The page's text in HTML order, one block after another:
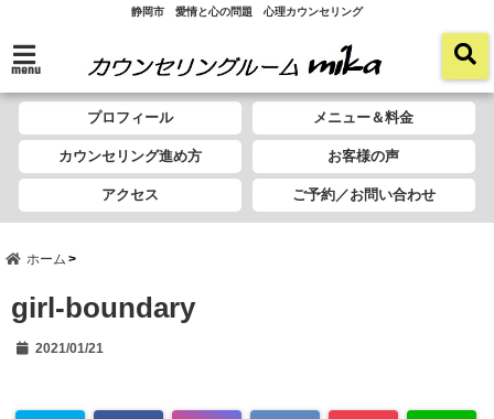
静岡市 愛情と心の問題 心理カウンセリング
menu
プロフィール メニュー＆料金
カウンセリング進め方 お客様の声
アクセス ご予約／お問い合わせ
ホーム
girl-boundary
2021/01/21